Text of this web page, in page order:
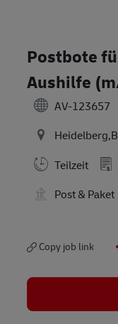
Postbote
Aushilfe
AV-123657
Teilzeit
Post & Paket
Copy job link